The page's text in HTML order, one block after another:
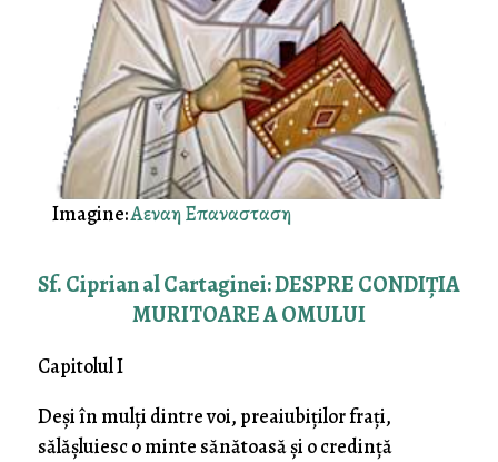
Imagine:Αεναη Επανασταση
Sf. Ciprian al Cartaginei: DESPRE CONDIŢIA
MURITOARE A OMULUI
Capitolul I
Deşi în mulţi dintre voi, preaiubiţilor fraţi,
sălăşluiesc o minte sănătoasă şi o credinţă